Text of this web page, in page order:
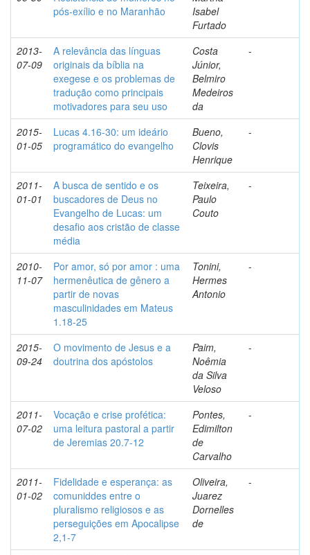
pós-exílio e no Maranhão
Isabel
Furtado
2013-
07-09
A relevância das línguas
originais da bíblia na
exegese e os problemas de
tradução como principais
motivadores para seu uso
Costa
Júnior,
Belmiro
Medeiros
da
-
2015-
01-05
Lucas 4.16-30: um ideário
programático do evangelho
Bueno,
Clovis
Henrique
-
2011-
01-01
A busca de sentido e os
buscadores de Deus no
Evangelho de Lucas: um
desafio aos cristão de classe
média
Teixeira,
Paulo
Couto
-
2010-
11-07
Por amor, só por amor : uma
hermenêutica de gênero a
partir de novas
masculinidades em Mateus
1.18-25
Tonini,
Hermes
Antonio
-
2015-
09-24
O movimento de Jesus e a
doutrina dos apóstolos
Paim,
Noêmia
da Silva
Veloso
-
2011-
07-02
Vocação e crise profética:
uma leitura pastoral a partir
de Jeremias 20.7-12
Pontes,
Edimilton
de
Carvalho
-
2011-
01-02
Fidelidade e esperança: as
comuniddes entre o
pluralismo religiosos e as
perseguições em Apocalipse
2,1-7
Oliveira,
Juarez
Dornelles
de
-